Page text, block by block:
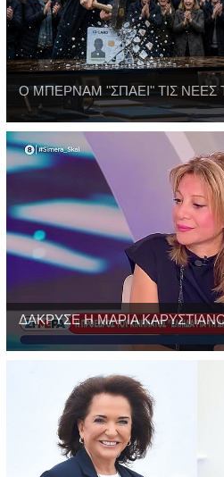
Ο ΜΠΕΡΝΑΜ "ΣΠΑΕΙ" ΤΙΣ ΝΕΕΣ
ΔΑΚΡΥΣΕ Η ΜΑΡΙΑ